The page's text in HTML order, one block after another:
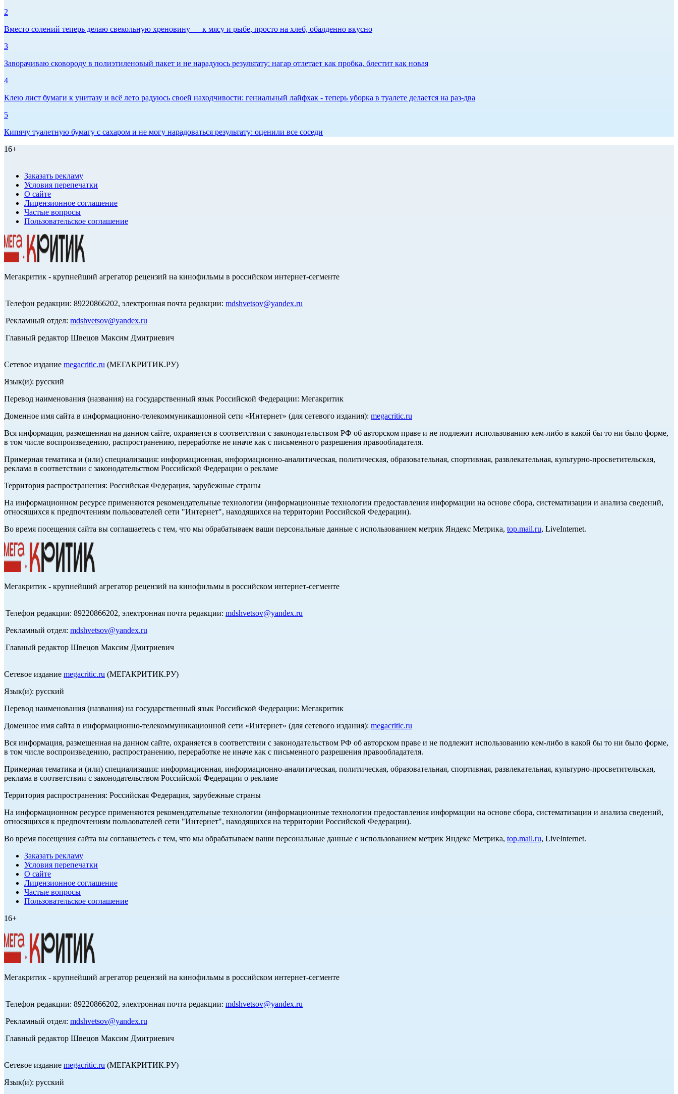
2
Вместо солений теперь делаю свекольную хреновину — к мясу и рыбе, просто на хлеб, обалденно вкусно
3
Заворачиваю сковороду в полиэтиленовый пакет и не нарадуюсь результату: нагар отлетает как пробка, блестит как новая
4
Клею лист бумаги к унитазу и всё лето радуюсь своей находчивости: гениальный лайфхак - теперь уборка в туалете делается на раз-два
5
Кипячу туалетную бумагу с сахаром и не могу нарадоваться результату: оценили все соседи
16+
Заказать рекламу
Условия перепечатки
О сайте
Лицензионное соглашение
Частые вопросы
Пользовательское соглашение
Мегакритик - крупнейший агрегатор рецензий на кинофильмы в российском интернет-сегменте
Телефон редакции: 89220866202, электронная почта редакции: mdshvetsov@yandex.ru
Рекламный отдел: mdshvetsov@yandex.ru
Главный редактор Швецов Максим Дмитриевич
Сетевое издание megacritic.ru (МЕГАКРИТИК.РУ)
Язык(и): русский
Перевод наименования (названия) на государственный язык Российской Федерации: Мегакритик
Доменное имя сайта в информационно-телекоммуникационной сети «Интернет» (для сетевого издания): megacritic.ru
Вся информация, размещенная на данном сайте, охраняется в соответствии с законодательством РФ об авторском праве и не подлежит использованию кем-либо в какой бы то ни было форме,
в том числе воспроизведению, распространению, переработке не иначе как с письменного разрешения правообладателя.
Примерная тематика и (или) специализация: информационная, информационно-аналитическая, политическая, образовательная, спортивная, развлекательная, культурно-просветительская,
реклама в соответствии с законодательством Российской Федерации о рекламе
Территория распространения: Российская Федерация, зарубежные страны
На информационном ресурсе применяются рекомендательные технологии (информационные технологии предоставления информации на основе сбора, систематизации и анализа сведений,
относящихся к предпочтениям пользователей сети "Интернет", находящихся на территории Российской Федерации).
Во время посещения сайта вы соглашаетесь с тем, что мы обрабатываем ваши персональные данные с использованием метрик Яндекс Метрика, top.mail.ru, LiveInternet.
Мегакритик - крупнейший агрегатор рецензий на кинофильмы в российском интернет-сегменте
Телефон редакции: 89220866202, электронная почта редакции: mdshvetsov@yandex.ru
Рекламный отдел: mdshvetsov@yandex.ru
Главный редактор Швецов Максим Дмитриевич
Сетевое издание megacritic.ru (МЕГАКРИТИК.РУ)
Язык(и): русский
Перевод наименования (названия) на государственный язык Российской Федерации: Мегакритик
Доменное имя сайта в информационно-телекоммуникационной сети «Интернет» (для сетевого издания): megacritic.ru
Вся информация, размещенная на данном сайте, охраняется в соответствии с законодательством РФ об авторском праве и не подлежит использованию кем-либо в какой бы то ни было форме,
в том числе воспроизведению, распространению, переработке не иначе как с письменного разрешения правообладателя.
Примерная тематика и (или) специализация: информационная, информационно-аналитическая, политическая, образовательная, спортивная, развлекательная, культурно-просветительская,
реклама в соответствии с законодательством Российской Федерации о рекламе
Территория распространения: Российская Федерация, зарубежные страны
На информационном ресурсе применяются рекомендательные технологии (информационные технологии предоставления информации на основе сбора, систематизации и анализа сведений,
относящихся к предпочтениям пользователей сети "Интернет", находящихся на территории Российской Федерации).
Во время посещения сайта вы соглашаетесь с тем, что мы обрабатываем ваши персональные данные с использованием метрик Яндекс Метрика, top.mail.ru, LiveInternet.
Заказать рекламу
Условия перепечатки
О сайте
Лицензионное соглашение
Частые вопросы
Пользовательское соглашение
16+
Мегакритик - крупнейший агрегатор рецензий на кинофильмы в российском интернет-сегменте
Телефон редакции: 89220866202, электронная почта редакции: mdshvetsov@yandex.ru
Рекламный отдел: mdshvetsov@yandex.ru
Главный редактор Швецов Максим Дмитриевич
Сетевое издание megacritic.ru (МЕГАКРИТИК.РУ)
Язык(и): русский